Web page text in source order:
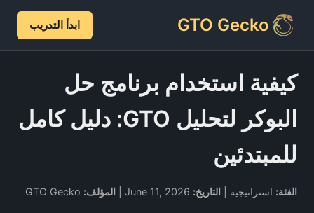
GTO Gecko ابدأ التدريب
كيفية استخدام برنامج حل
البوكر لتحليل GTO: دليل كامل
للمبتدئين
الفئة: استراتيجية | التاريخ: المؤلف: